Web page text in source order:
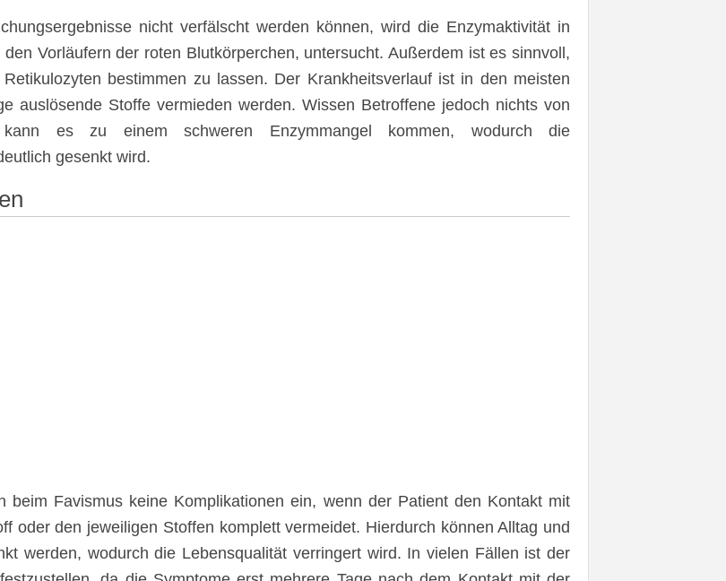
nicht verfälscht werden können, wird die Enzymaktivität in
Vorläufern der roten Blutkörperchen, untersucht. Außerdem ist es sinnvoll,
bestimmen zu lassen. Der Krankheitsverlauf ist in den meisten
auslösende Stoffe vermieden werden. Wissen Betroffene jedoch nichts von
es zu einem schweren Enzymmangel kommen, wodurch die
gesenkt wird.
beim Favismus keine Komplikationen ein, wenn der Patient den Kontakt mit
oder den jeweiligen Stoffen komplett vermeidet. Hierdurch können Alltag und
werden, wodurch die Lebensqualität verringert wird. In vielen Fällen ist der